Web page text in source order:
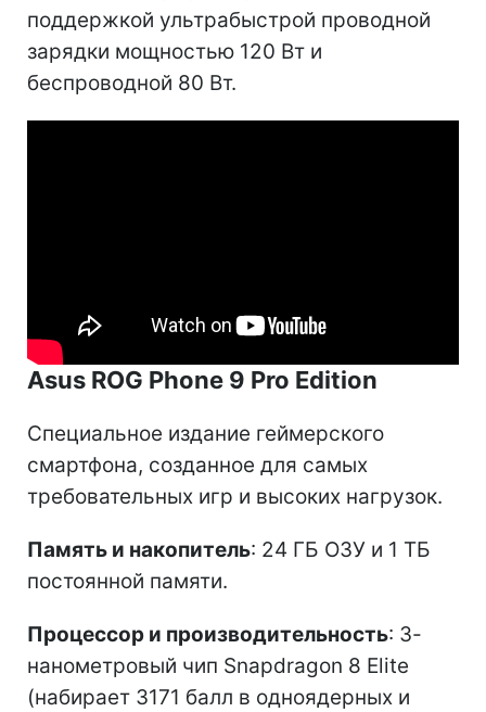
поддержкой ультрабыстрой проводной
зарядки мощностью 120 Вт и
беспроводной 80 Вт.
Asus ROG Phone 9 Pro Edition
Специальное издание геймерского
смартфона, созданное для самых
требовательных игр и высоких нагрузок.
Память и накопитель: 24 ГБ ОЗУ и 1 ТБ
постоянной памяти.
Процессор и производительность: 3-
нанометровый чип Snapdragon 8 Elite
(набирает 3171 балл в одноядерных и